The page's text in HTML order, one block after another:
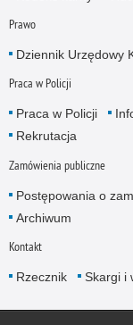
Prawo
Dziennik Urzędowy
Praca w Policji
Praca w Policji
Rekrutacja
Zamówienia publiczne
Postępowania o
Archiwum
Kontakt
Rzecznik Skargi i